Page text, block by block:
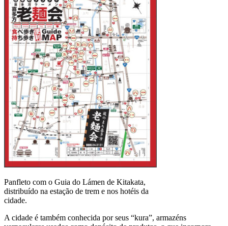
Panfleto com o Guia do Lámen de Kitakata,
distribuído na estação de trem e nos hotéis da
cidade.
A cidade é também conhecida por seus “kura”, armazéns